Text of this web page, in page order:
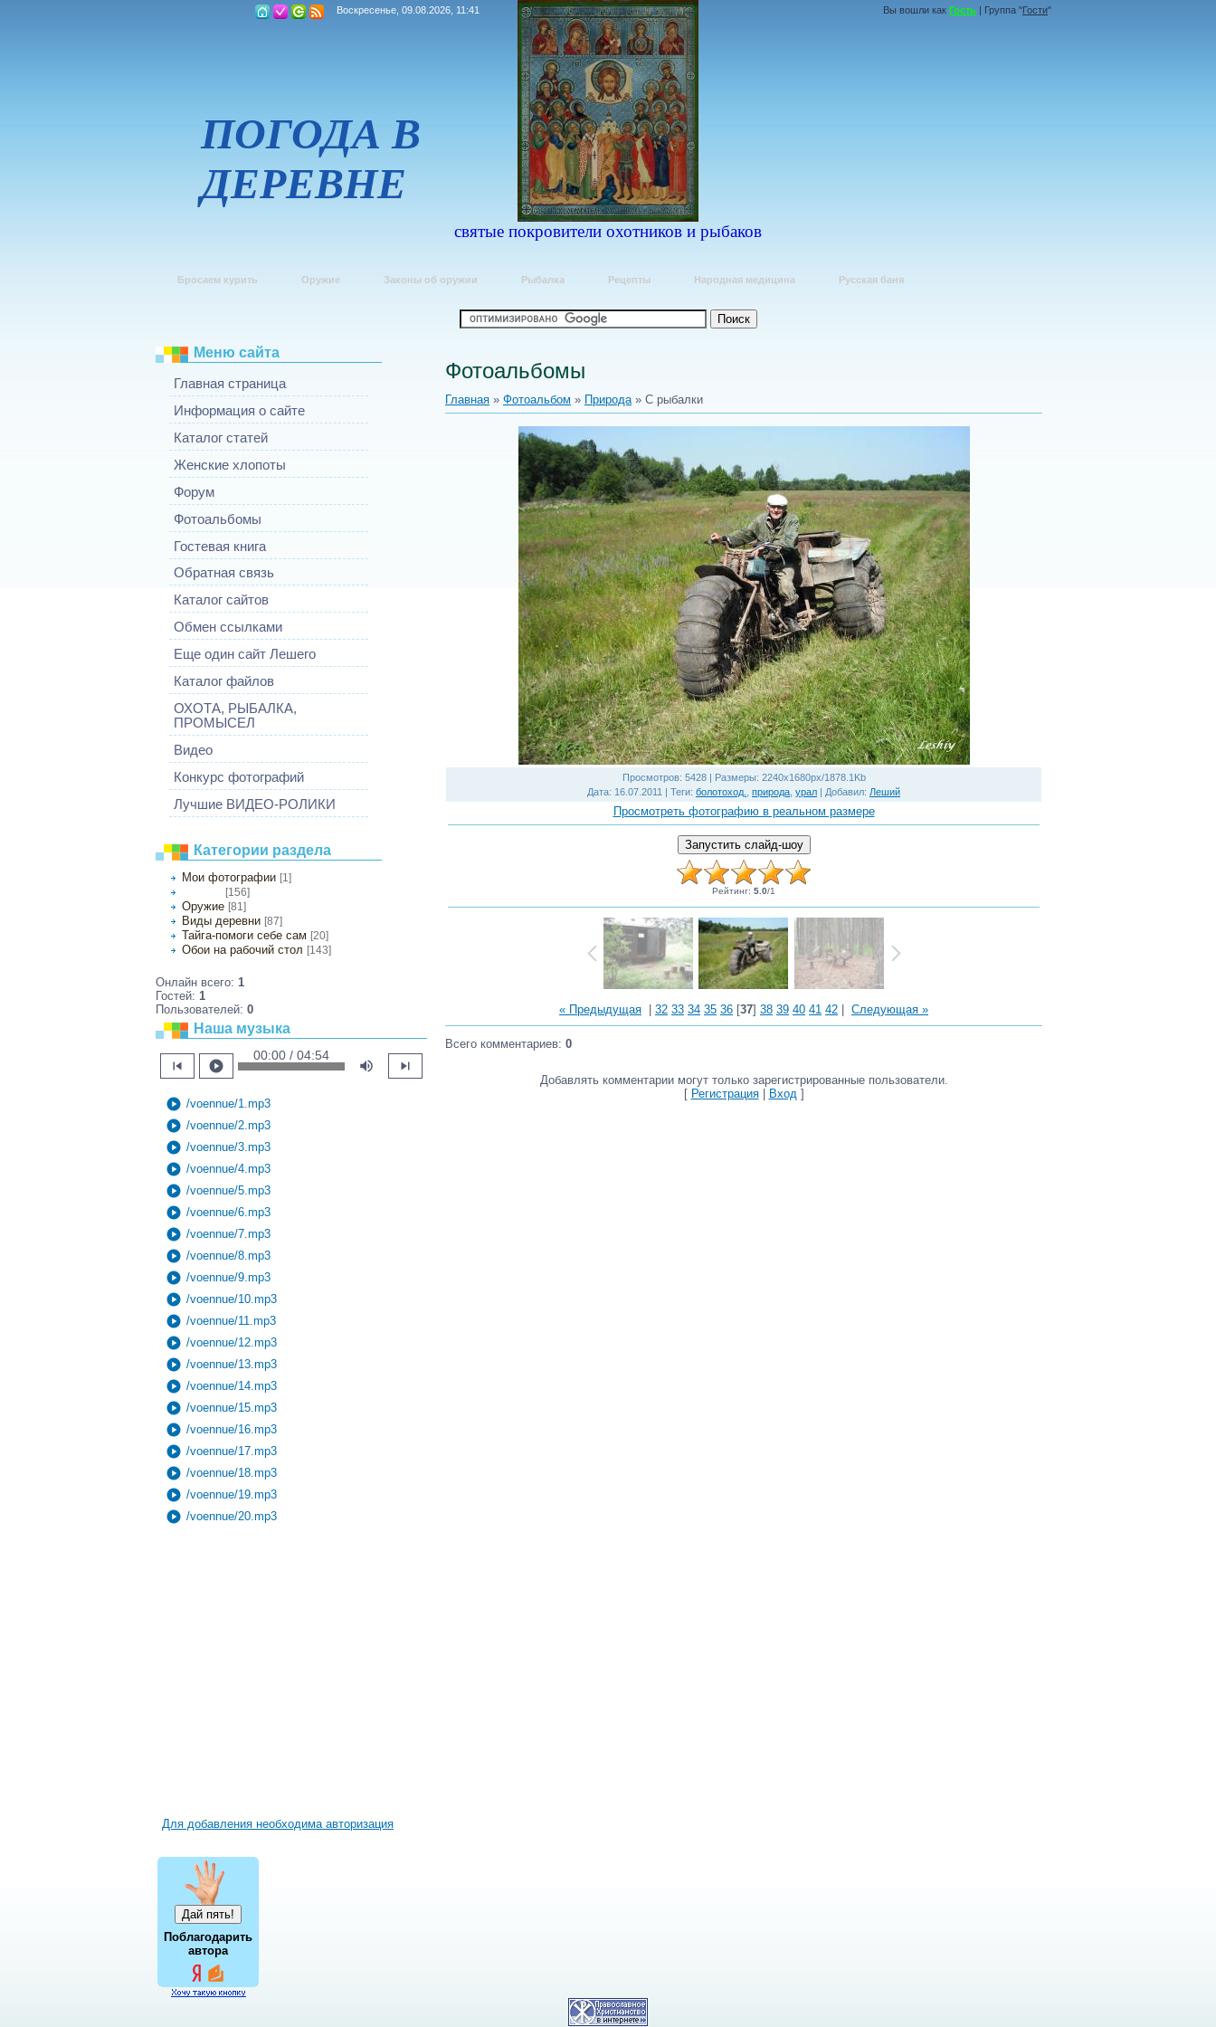
Воскресенье, 09.08.2026, 11:41
ПОГОДА В
ДЕРЕВНЕ
святые покровители охотников и рыбаков
Вы вошли как Гость | Группа "Гости"
Бросаем курить Оружие Законы об оружии Рыбалка Рецепты Народная медицина Русская баня
Меню сайта
Главная страница
Информация о сайте
Каталог статей
Женские хлопоты
Форум
Фотоальбомы
Гостевая книга
Обратная связь
Каталог сайтов
Обмен ссылками
Еще один сайт Лешего
Каталог файлов
ОХОТА, РЫБАЛКА,
ПРОМЫСЕЛ
Видео
Конкурс фотографий
Лучшие ВИДЕО-РОЛИКИ
Категории раздела
Мои фотографии [1]
[156]
Оружие [81]
Виды деревни [87]
Тайга-помоги себе сам [20]
Обои на рабочий стол [143]
Онлайн всего: 1
Гостей: 1
Пользователей: 0
Наша музыка
skip_previous play_circle
00:00 / 04:54
volume_up skip_next
play_circle /voennue/1.mp3
play_circle /voennue/2.mp3
play_circle /voennue/3.mp3
play_circle /voennue/4.mp3
play_circle /voennue/5.mp3
play_circle /voennue/6.mp3
play_circle /voennue/7.mp3
play_circle /voennue/8.mp3
play_circle /voennue/9.mp3
play_circle /voennue/10.mp3
play_circle /voennue/11.mp3
play_circle /voennue/12.mp3
play_circle /voennue/13.mp3
play_circle /voennue/14.mp3
play_circle /voennue/15.mp3
play_circle /voennue/16.mp3
play_circle /voennue/17.mp3
play_circle /voennue/18.mp3
play_circle /voennue/19.mp3
play_circle /voennue/20.mp3
Для добавления необходима авторизация
Поблагодарить
автора
Фотоальбомы
Главная » Фотоальбом » Природа » С рыбалки
Просмотров: 5428 | Размеры: 2240x1680px/1878.1Kb
Дата: 16.07.2011 | Теги: болотоход. природа урал Добавил: Леший
Просмотреть фотографию в реальном размере
Рейтинг: 5.0/1
« Предыдущая 32 33 34 35 36 [37] 38 39 40 41 42 Следующая »
Всего комментариев: 0
Добавлять комментарии могут только зарегистрированные пользователи.
[ Регистрация| Вход ]